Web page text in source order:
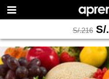
S/.216 S/.